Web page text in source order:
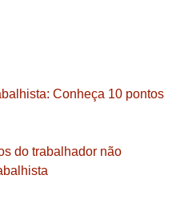
Conheça 10 pontos
do trabalhador não